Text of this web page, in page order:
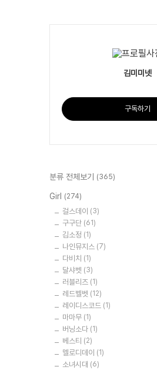
김미미넷
구독하기
분류 전체보기 (365)
Girl (274)
걸스데이 (3)
구구단 (61)
김소정 (1)
나인뮤지스 (7)
다비치 (1)
달샤벳 (3)
러블리즈 (1)
레드벨벳 (12)
레이디스코드 (1)
마마무 (1)
버닝소다 (1)
베스티 (2)
멜로디데이 (1)
소녀시대 (6)